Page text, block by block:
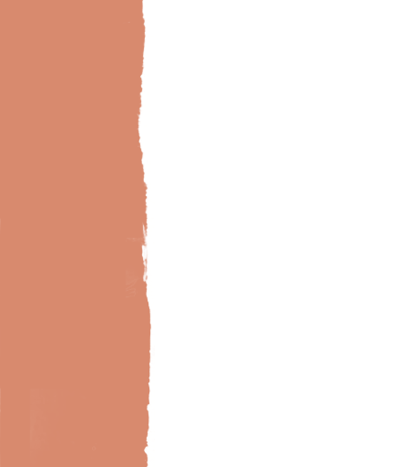
Bild-Brillux_0027_HK_maritimes-Bad-02